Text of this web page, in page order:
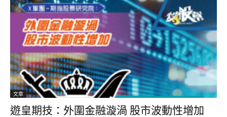
文章
遊皇期技：外圍金融漩渦 股市波動性增加